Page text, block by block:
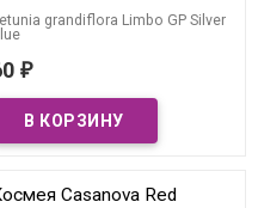
grandiflora Limbo GP Silver
₽
Casanova Red